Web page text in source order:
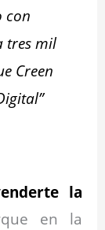
con
tres mil
Creen
la
en la